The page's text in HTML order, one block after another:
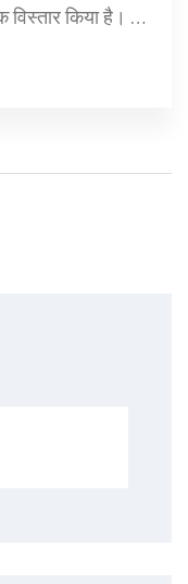
विस्तार किया है। ये
को ध्यान में रख कर